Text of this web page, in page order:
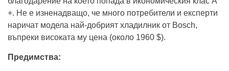
+. Не е изненадващо, че много потребители и експерти
наричат ​​модела най-добрият хладилник от Bosch,
въпреки високата му цена (около 1960 $).
Предимства: